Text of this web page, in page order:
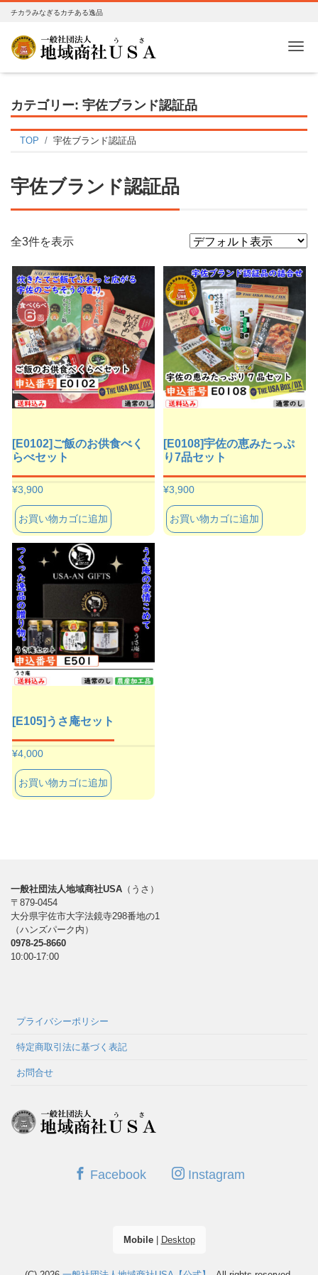
チカラみなぎるカチある逸品
カテゴリー: 宇佐ブランド認証品
TOP 宇佐ブランド認証品
宇佐ブランド認証品
全3件を表示
[E0102]ご飯のお供食べく
らべセット
¥3,900
お買い物カゴに追加
[E0108]宇佐の恵みたっぷ
り7品セット
¥3,900
お買い物カゴに追加
[E105]うさ庵セット
¥4,000
お買い物カゴに追加
一般社団法人地域商社USA （うさ）
〒879-0454
大分県宇佐市大字法鏡寺298番地の1
（ハンズパーク内）
0978-25-8660
10:00-17:00
プライバシーポリシー
特定商取引法に基づく表記
お問合せ
Facebook Instagram
Mobile| Desktop